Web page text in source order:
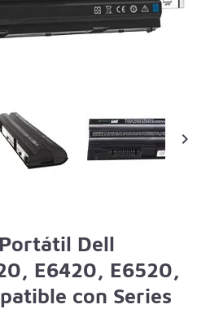

Dell
E6420, E6520,
con Series